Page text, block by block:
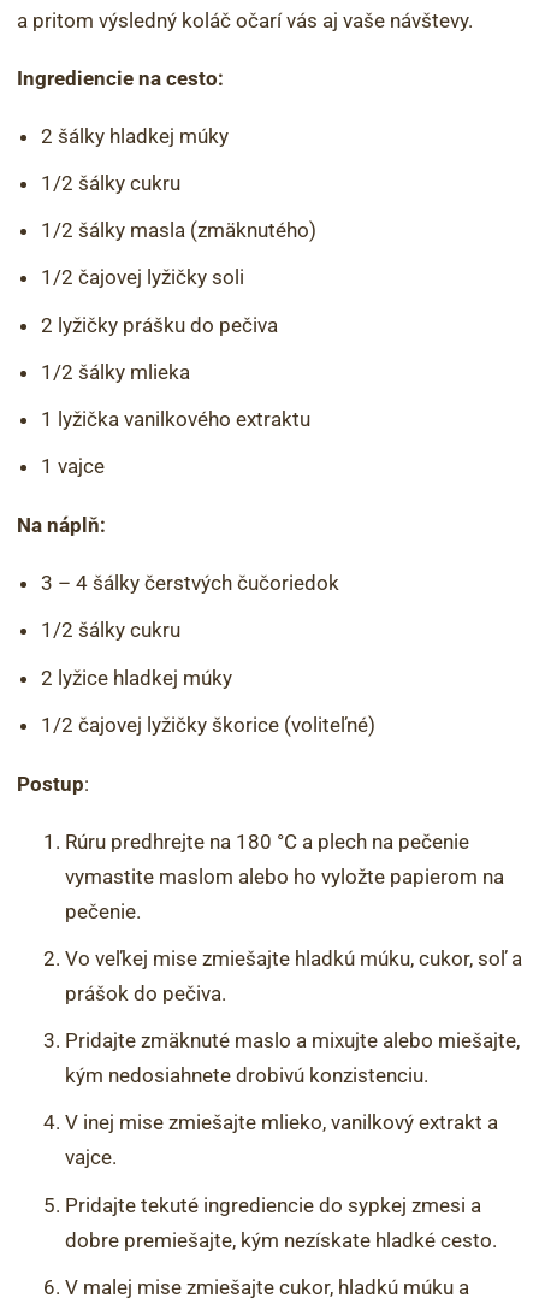
a pritom výsledný koláč očarí vás aj vaše návštevy.
Ingrediencie na cesto:
2 šálky hladkej múky
1/2 šálky cukru
1/2 šálky masla (zmäknutého)
1/2 čajovej lyžičky soli
2 lyžičky prášku do pečiva
1/2 šálky mlieka
1 lyžička vanilkového extraktu
1 vajce
Na náplň:
3 – 4 šálky čerstvých čučoriedok
1/2 šálky cukru
2 lyžice hladkej múky
1/2 čajovej lyžičky škorice (voliteľné)
Postup:
Rúru predhrejte na 180 °C a plech na pečenie
vymastite maslom alebo ho vyložte papierom na
pečenie.
Vo veľkej mise zmiešajte hladkú múku, cukor, soľ a
prášok do pečiva.
Pridajte zmäknuté maslo a mixujte alebo miešajte,
kým nedosiahnete drobivú konzistenciu.
V inej mise zmiešajte mlieko, vanilkový extrakt a
vajce.
Pridajte tekuté ingrediencie do sypkej zmesi a
dobre premiešajte, kým nezískate hladké cesto.
V malej mise zmiešajte cukor, hladkú múku a